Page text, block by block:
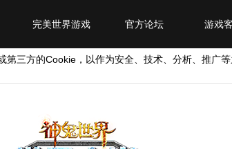
游戏
官方论坛
完美世界游戏
第三方的Cookie ，以作为安全、技术、分析、推广